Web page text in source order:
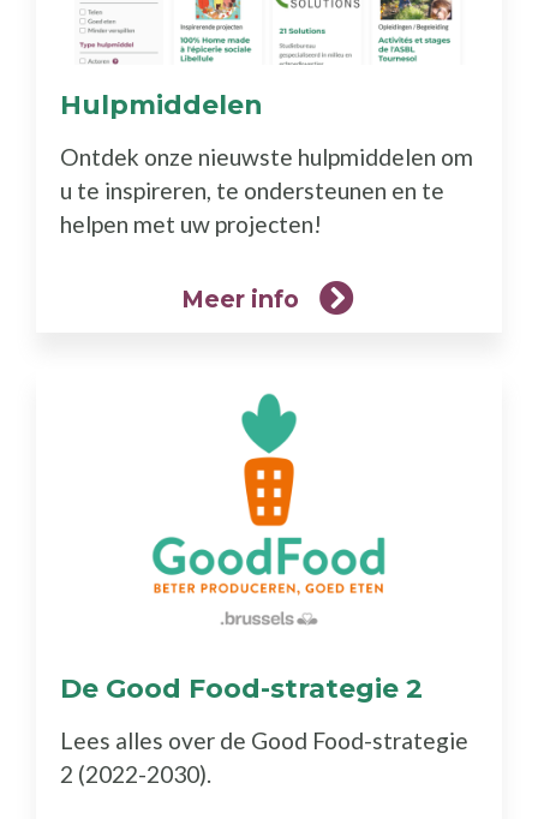
Hulpmiddelen
Ontdek onze nieuwste hulpmiddelen om
u te inspireren, te ondersteunen en te
helpen met uw projecten!
Meer info
De Good Food-strategie 2
Lees alles over de Good Food-strategie
2 (2022-2030).